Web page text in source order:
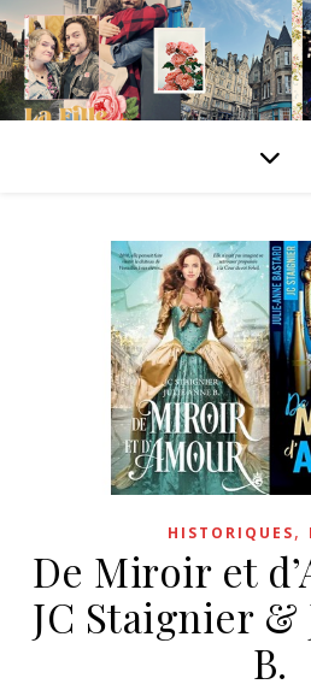
HISTORIQUES,
De Miroir et
JC Staignier
B.